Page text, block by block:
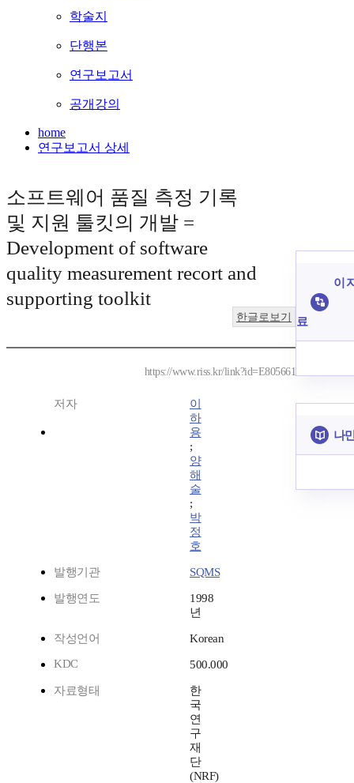
학술지
단행본
연구보고서
공개강의
home
연구보고서 상세
소프트웨어 품질 측정 기록
및 지원 툴킷의 개발 =
Development of software
quality measurement recort and
supporting toolkit
한글로보기
https://www.riss.kr/link?id=E805661
저자
이
하
용
;
양
해
술
;
박
정
호
발행기관 SQMS
발행연도
1998
년
작성언어
Korean
KDC
500.000
자료형태
한
국
연
구
재
단
(NRF)
이
료
나